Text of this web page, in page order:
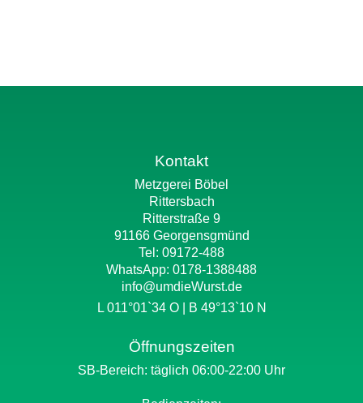
Kontakt
Metzgerei Böbel
Rittersbach
Ritterstraße 9
91166 Georgensgmünd
Tel: 09172-488
WhatsApp: 0178-1388488
info@umdieWurst.de
L 011°01`34 O | B 49°13`10 N
Öffnungszeiten
SB-Bereich: täglich 06:00-22:00 Uhr